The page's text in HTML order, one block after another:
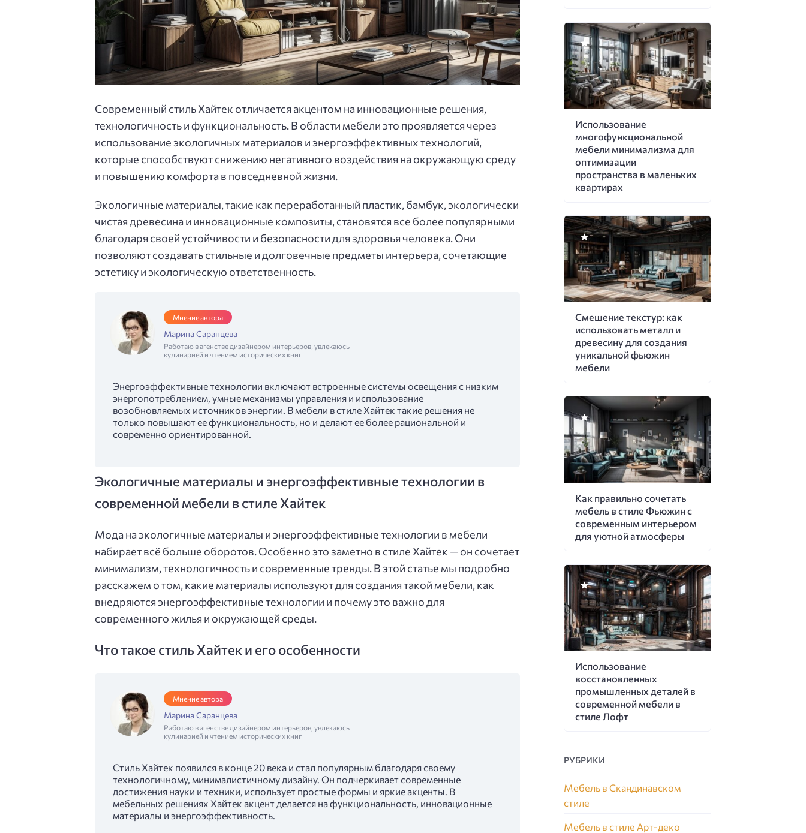
Современный стиль Хайтек отличается акцентом на инновационные решения,
технологичность и функциональность. В области мебели это проявляется через
использование экологичных материалов и энергоэффективных технологий,
которые способствуют снижению негативного воздействия на окружающую среду
и повышению комфорта в повседневной жизни.
Экологичные материалы, такие как переработанный пластик, бамбук, экологически
чистая древесина и инновационные композиты, становятся все более популярными
благодаря своей устойчивости и безопасности для здоровья человека. Они
позволяют создавать стильные и долговечные предметы интерьера, сочетающие
эстетику и экологическую ответственность.
Мнение автора
Марина Саранцева
Работаю в агенстве дизайнером интерьеров, увлекаюсь
кулинарией и чтением исторических книг
Энергоэффективные технологии включают встроенные системы освещения с низким
энергопотреблением, умные механизмы управления и использование
возобновляемых источников энергии. В мебели в стиле Хайтек такие решения не
только повышают ее функциональность, но и делают ее более рациональной и
современно ориентированной.
Экологичные материалы и энергоэффективные технологии в
современной мебели в стиле Хайтек
Мода на экологичные материалы и энергоэффективные технологии в мебели
набирает всё больше оборотов. Особенно это заметно в стиле Хайтек — он сочетает
минимализм, технологичность и современные тренды. В этой статье мы подробно
расскажем о том, какие материалы используют для создания такой мебели, как
внедряются энергоэффективные технологии и почему это важно для
современного жилья и окружающей среды.
Что такое стиль Хайтек и его особенности
Мнение автора
Марина Саранцева
Работаю в агенстве дизайнером интерьеров, увлекаюсь
кулинарией и чтением исторических книг
Стиль Хайтек появился в конце 20 века и стал популярным благодаря своему
технологичному, минималистичному дизайну. Он подчеркивает современные
достижения науки и техники, использует простые формы и яркие акценты. В
мебельных решениях Хайтек акцент делается на функциональность, инновационные
материалы и энергоэффективность.
Использование
многофункциональной
мебели минимализма для
оптимизации
пространства в маленьких
квартирах
Смешение текстур: как
использовать металл и
древесину для создания
уникальной фьюжин
мебели
Как правильно сочетать
мебель в стиле Фьюжин с
современным интерьером
для уютной атмосферы
Использование
восстановленных
промышленных деталей в
современной мебели в
стиле Лофт
РУБРИКИ
Мебель в Скандинавском
стиле
Мебель в стиле Арт-деко